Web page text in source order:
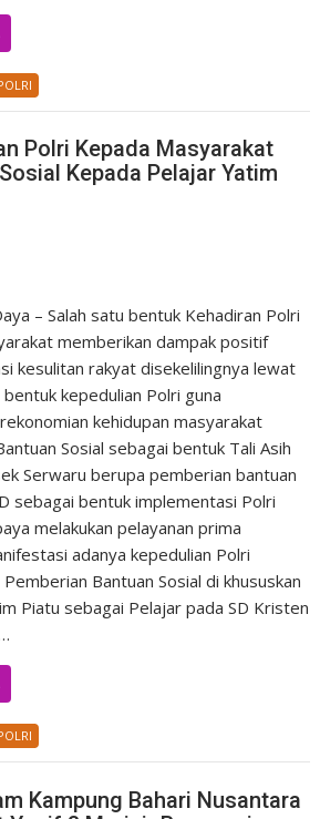
Polri Kepada Masyarakat
Kepada Pelajar Yatim
– Salah satu bentuk Kehadiran Polri
memberikan dampak positif
kesulitan rakyat disekelilingnya lewat
kepedulian Polri guna
kehidupan masyarakat
Sosial sebagai bentuk Tali Asih
Serwaru berupa pemberian bantuan
sebagai bentuk implementasi Polri
melakukan pelayanan prima
adanya kepedulian Polri
Bantuan Sosial di khususkan
Piatu sebagai Pelajar pada SD Kristen
Kampung Bahari Nusantara